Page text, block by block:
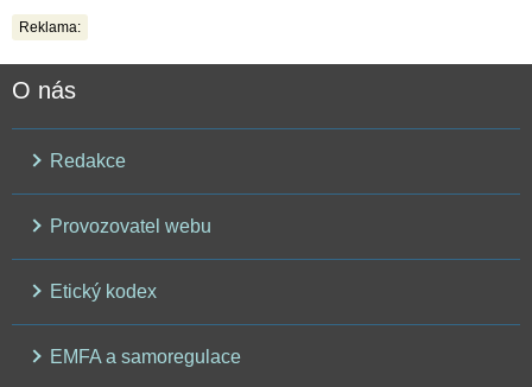
Reklama:
O nás
Redakce
Provozovatel webu
Etický kodex
EMFA a samoregulace